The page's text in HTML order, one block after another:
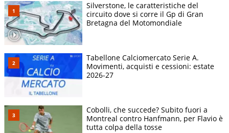
Silverstone, le caratteristiche del
circuito dove si corre il Gp di Gran
Bretagna del Motomondiale
Tabellone Calciomercato Serie A.
Movimenti, acquisti e cessioni: estate
2026-27
Cobolli, che succede? Subito fuori a
Montreal contro Hanfmann, per Flavio è
tutta colpa della tosse